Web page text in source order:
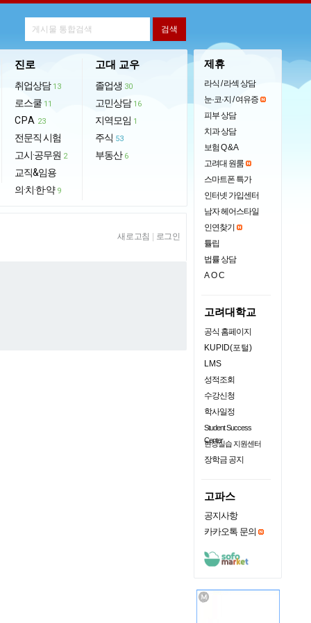
진로
취업상담 13
로스쿨 11
CPA 23
전문직 시험
고시·공무원 2
교직&임용
의·치·한·약 9
고대 교우
졸업생 30
고민상담 16
지역모임 1
주식 53
부동산 6
새로고침 로그인
제휴
라식 / 라섹 상담
눈·코·지 / 여유증
피부 상담
치과 상담
보험 Q & A
고려대 원룸
스마트폰 특가
인터넷 가입센터
남자 헤어스타일
인연찾기
튤립
법률 상담
AOC
고려대학교
공식 홈페이지
KUPID(포털)
LMS
성적조회
수강신청
학사일정
Student Success
Center
현장실습 지원센터
장학금 공지
고파스
공지사항
카카오톡 문의